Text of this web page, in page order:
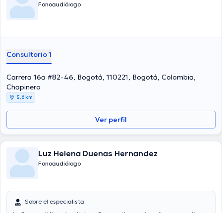
Fonoaudiólogo
Consultorio 1
Carrera 16a #82-46, Bogotá, 110221, Bogotá, Colombia,
Chapinero
5,6 km
Ver perfil
Luz Helena Duenas Hernandez
Fonoaudiólogo
Sobre el especialista